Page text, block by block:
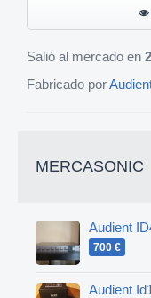
Salió al mercado en
Fabricado por
MERCASONIC
Audient
700 €
Audient